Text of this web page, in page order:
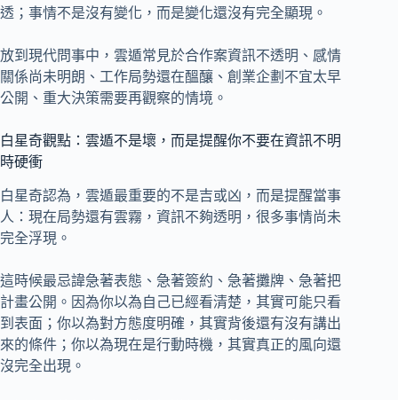
透；事情不是沒有變化，而是變化還沒有完全顯現。
放到現代問事中，雲遁常見於合作案資訊不透明、感情
關係尚未明朗、工作局勢還在醞釀、創業企劃不宜太早
公開、重大決策需要再觀察的情境。
白星奇觀點：雲遁不是壞，而是提醒你不要在資訊不明
時硬衝
白星奇認為，雲遁最重要的不是吉或凶，而是提醒當事
人：現在局勢還有雲霧，資訊不夠透明，很多事情尚未
完全浮現。
這時候最忌諱急著表態、急著簽約、急著攤牌、急著把
計畫公開。因為你以為自己已經看清楚，其實可能只看
到表面；你以為對方態度明確，其實背後還有沒有講出
來的條件；你以為現在是行動時機，其實真正的風向還
沒完全出現。